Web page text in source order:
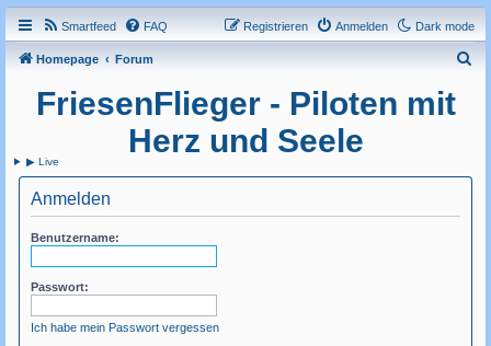
Dark mode
Smartfeed FAQ Anmelden
Registrieren
Homepage Forum
FriesenFlieger - Piloten mit
Herz und Seele
▶ Live
Anmelden
Benutzername:
Passwort:
Ich habe mein Passwort vergessen